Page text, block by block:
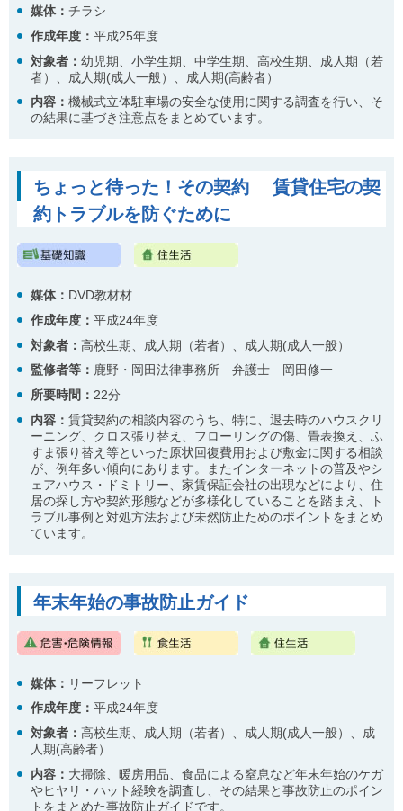
媒体： チラシ
作成年度： 平成25年度
対象者： 幼児期、小学生期、中学生期、高校生期、成人期（若
者）、成人期(成人一般）、成人期(高齢者）
内容 ： 機械式立体駐車場の安全な使用に関する調査を行い、そ
の結果に基づき注意点をまとめています。
ちょっと待った！その契約 賃貸住宅の契
約トラブルを防ぐために
媒体： DVD教材材
作成年度： 平成24年度
対象者： 高校生期、成人期（若者）、成人期(成人一般）
監修者等： 鹿野・岡田法律事務所 弁護士 岡田修一
所要時間： 22分
内容： 賃貸契約の相談内容のうち、特に、退去時のハウスクリ
ーニング、クロス張り替え、フローリングの傷、畳表換え、ふ
すま張り替え等といった原状回復費用および敷金に関する相談
が、例年多い傾向にあります。またインターネットの普及やシ
ェアハウス・ドミトリー、家賃保証会社の出現などにより、住
居の探し方や契約形態などが多様化していることを踏まえ、ト
ラブル事例と対処方法および未然防止ためのポイントをまとめ
ています。
年末年始の事故防止ガイド
媒体： リーフレット
作成年度： 平成24年度
対象者： 高校生期、成人期（若者）、成人期(成人一般）、成
人期(高齢者）
内容 ： 大掃除、暖房用品、食品による窒息など年末年始のケガ
やヒヤリ・ハット経験を調査し、その結果と事故防止のポイン
トをまとめた事故防止ガイドです。